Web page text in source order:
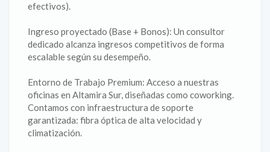
efectivos).
Ingreso proyectado (Base + Bonos): Un consultor
dedicado alcanza ingresos competitivos de forma
escalable según su desempeño.
Entorno de Trabajo Premium: Acceso a nuestras
oficinas en Altamira Sur, diseñadas como coworking.
Contamos con infraestructura de soporte
garantizada: fibra óptica de alta velocidad y
climatización.